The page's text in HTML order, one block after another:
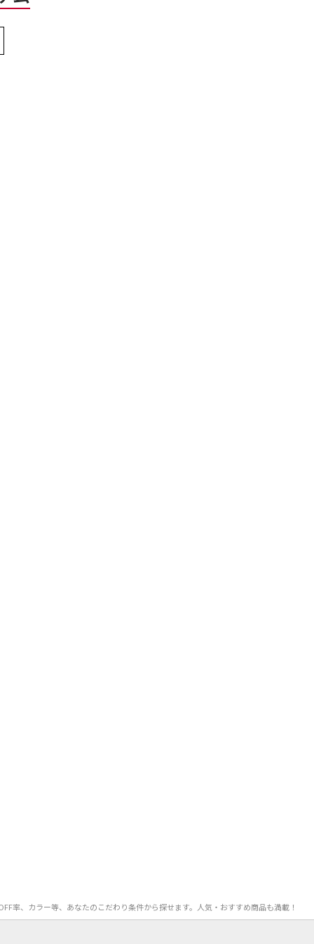
率、カラー等、あなたのこだわり条件から探せます。人気・おすすめ商品も満載！